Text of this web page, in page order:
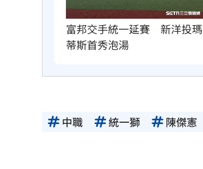
富邦交手統一延賽　新洋投瑪
蒂斯首秀泡湯
中職 統一獅 陳傑憲